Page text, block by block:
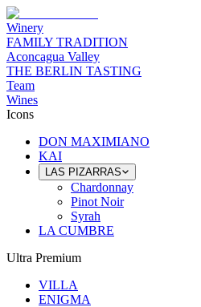
Winery
FAMILY TRADITION
Aconcagua Valley
THE BERLIN TASTING
Team
Wines
Icons
DON MAXIMIANO
KAI
LAS PIZARRAS
Chardonnay
Pinot Noir
Syrah
LA CUMBRE
Ultra Premium
VILLA
ENIGMA